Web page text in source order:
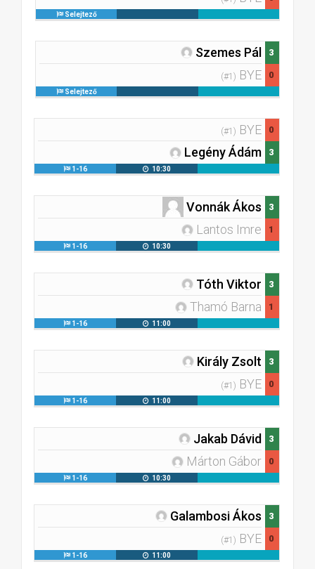
Selejtező
Szemes Pál
(#1) BYE
3
0
Selejtező
(#1) BYE
Legény Ádám
0
3
1-16 10:30
Vonnák Ákos
Lantos Imre
3
1
1-16 10:30
Tóth Viktor
Thamó Barna
3
1
1-16 11:00
Király Zsolt
(#1) BYE
3
0
1-16 11:00
Jakab Dávid
Márton Gábor
3
0
1-16 10:30
Galambosi Ákos
(#1) BYE
3
0
1-16 11:00